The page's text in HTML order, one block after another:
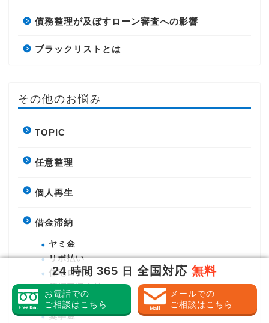
債務整理が及ぼすローン審査への影響
ブラックリストとは
その他のお悩み
TOPIC
任意整理
個人再生
借金滞納
ヤミ金
リボ払い
住宅ローン
債権回収会社
国民健康保険
奨学金
24 時間 365 日 全国対応 無料
お電話での
ご相談はこちら
メールでの
ご相談はこちら